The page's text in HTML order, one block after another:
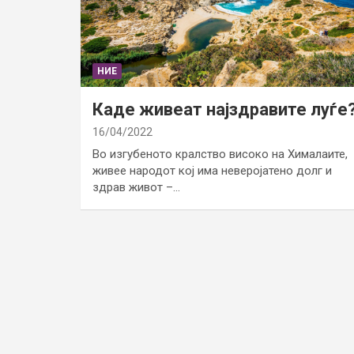
НИЕ
Каде живеат најздравите
16/04/2022
Во изгубеното кралство високо на Хималаите,
живее народот кој има неверојатено долг и
здрав живот –…